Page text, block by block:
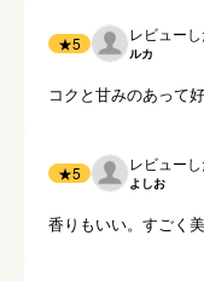
★5 レビュー
ルカ
コクと甘みのあって
★5 レビュー
よしお
香りもいい。すごく